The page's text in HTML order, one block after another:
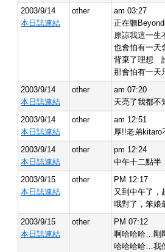
2003/9/14
本日誌連結
other
am 03:27
正在聽
原諒我這一生
也會怕有一天
背棄了理想
那會怕有一天
2003/9/14
本日誌連結
other
am 07:20
天亮了我都不
2003/9/14
本日誌連結
other
am 12:51
厚!!老弟kitaro
2003/9/14
本日誌連結
other
pm 12:24
中午十二點半
2003/9/15
本日誌連結
other
PM 12:17
又到中午了，
哦對了，笨娘
2003/9/15
本日誌連結
other
PM 07:12
啊哈哈哈…剛
哈哈哈哈…我